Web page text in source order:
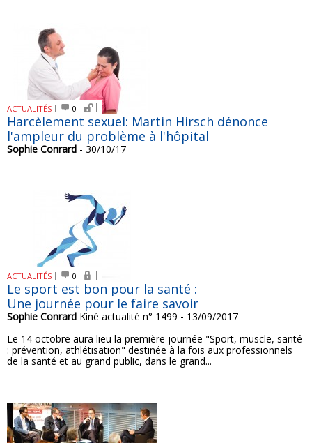
ACTUALITÉS 0
Harcèlement sexuel: Martin Hirsch dénonce
l'ampleur du problème à l'hôpital
Sophie Conrard - 30/10/17
ACTUALITÉS 0
Le sport est bon pour la santé :
Une journée pour le faire savoir
Sophie Conrard Kiné actualité n° 1499 - 13/09/2017
Le 14 octobre aura lieu la première journée "Sport, muscle, santé
: prévention, athlétisation" destinée à la fois aux professionnels
de la santé et au grand public, dans le grand...